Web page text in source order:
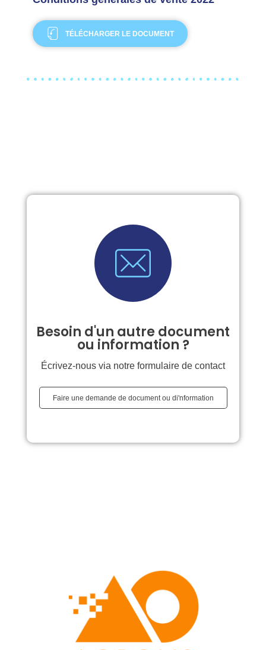
TÉLÉCHARGER LE DOCUMENT
Besoin d'un autre document
ou information ?
Écrivez-nous via notre formulaire de contact
Faire une demande de document ou di'nformation